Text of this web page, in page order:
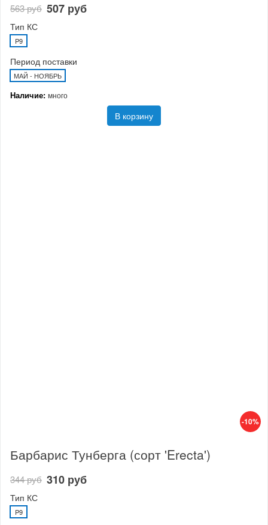
563 руб 507 руб
Тип КС
P9
Период поставки
МАЙ - НОЯБРЬ
Наличие: много
В корзину
-10%
Барбарис Тунберга (сорт 'Erecta')
344 руб 310 руб
Тип КС
P9